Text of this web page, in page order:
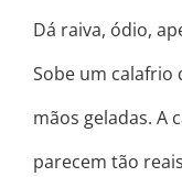
Dá raiva, ódio,
Sobe um calafrio
mãos geladas. A
parecem tão